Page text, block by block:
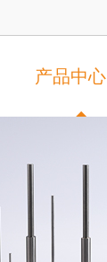
产品中心